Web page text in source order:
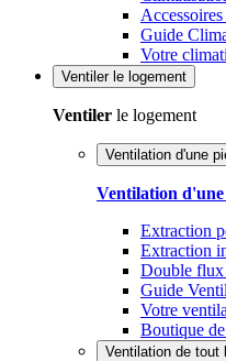
Guide
Votre
Ventiler le logement
Ventiler le logement
Ventilation d'une
Ventilation d'une
Extraction
Extraction
Double flux
Guide
Votre
Boutique
Ventilation de tout